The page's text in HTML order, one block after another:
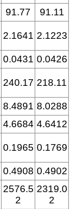
91.77
91.11
2.1641 2.1223
0.0431 0.0426
240.17 218.11
8.4891 8.0288
4.6684 4.6412
0.1965 0.1769
0.4908 0.4902
2576.5
2
2319.0
2